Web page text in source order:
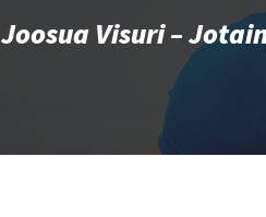
Joosua Visuri –